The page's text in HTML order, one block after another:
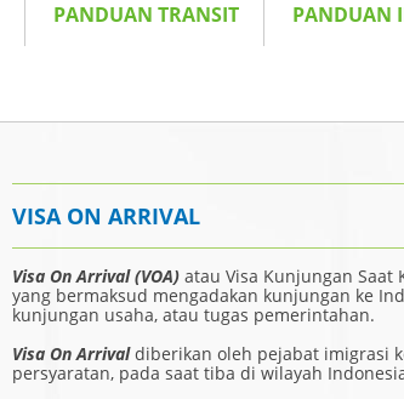
PANDUAN TRANSIT PANDUAN
VISA ON ARRIVAL
Visa On Arrival (VOA) atau Visa Kunjungan Saat
yang bermaksud mengadakan kunjungan ke
kunjungan usaha, atau tugas pemerintahan.
Visa On Arrivaldiberikan oleh pejabat imigrasi
persyaratan, pada saat tiba di wilayah